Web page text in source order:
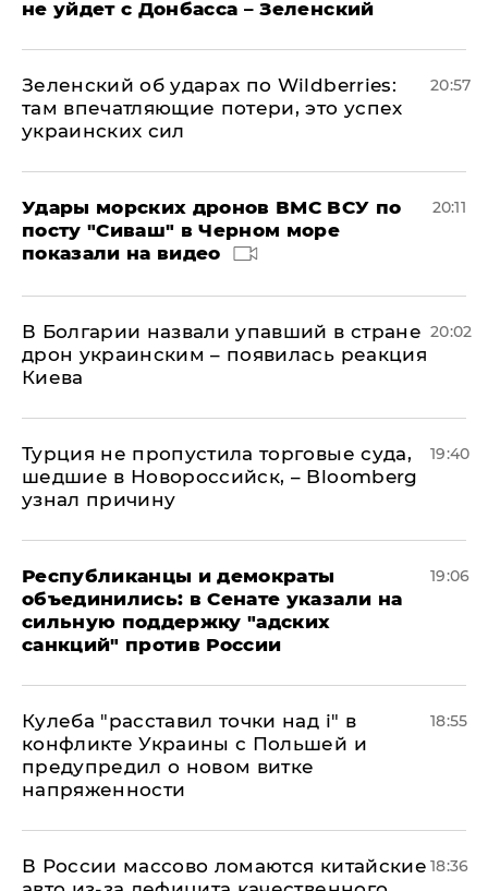
не уйдет с Донбасса – Зеленский
Зеленский об ударах по Wildberries:
там впечатляющие потери, это успех
украинских сил
20:57
Удары морских дронов ВМС ВСУ по
посту "Сиваш" в Черном море
показали на видео
20:11
В Болгарии назвали упавший в стране
дрон украинским – появилась реакция
Киева
20:02
Турция не пропустила торговые суда,
шедшие в Новороссийск, – Bloomberg
узнал причину
19:40
Республиканцы и демократы
объединились: в Сенате указали на
сильную поддержку "адских
санкций" против России
19:06
Кулеба "расставил точки над і" в
конфликте Украины с Польшей и
предупредил о новом витке
напряженности
18:55
В России массово ломаются китайские 18:36